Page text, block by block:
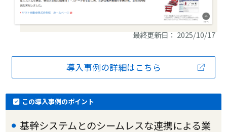
最終更新日： 2025/10/17
導入事例の詳細はこちら
この導入事例のポイント
基幹システムとのシームレスな連携による業